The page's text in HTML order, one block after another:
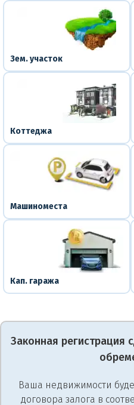
Зем. участок
Коттеджа
Машиноместа
Кап. гаража
Законная регистрация
Ваша недвижимости
договора залога в